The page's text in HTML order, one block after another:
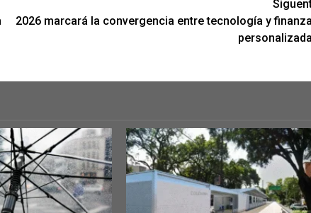
2026 marcará la convergencia entre tecnología y